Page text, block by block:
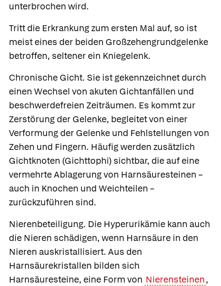
unterbrochen wird.
Tritt die Erkrankung zum ersten Mal auf, so ist
meist eines der beiden Großzehengrundgelenke
betroffen, seltener ein Kniegelenk.
Chronische Gicht. Sie ist gekennzeichnet durch
einen Wechsel von akuten Gichtanfällen und
beschwerdefreien Zeiträumen. Es kommt zur
Zerstörung der Gelenke, begleitet von einer
Verformung der Gelenke und Fehlstellungen von
Zehen und Fingern. Häufig werden zusätzlich
Gichtknoten (Gichttophi) sichtbar, die auf eine
vermehrte Ablagerung von Harnsäuresteinen –
auch in Knochen und Weichteilen –
zurückzuführen sind.
Nierenbeteiligung. Die Hyperurikämie kann auch
die Nieren schädigen, wenn Harnsäure in den
Nieren auskristallisiert. Aus den
Harnsäurekristallen bilden sich
Harnsäuresteine, eine Form von Nierensteinen,